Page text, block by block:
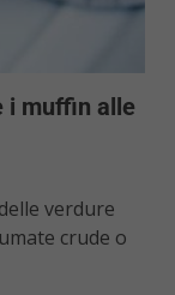
i muffin alle
verdure
crude o